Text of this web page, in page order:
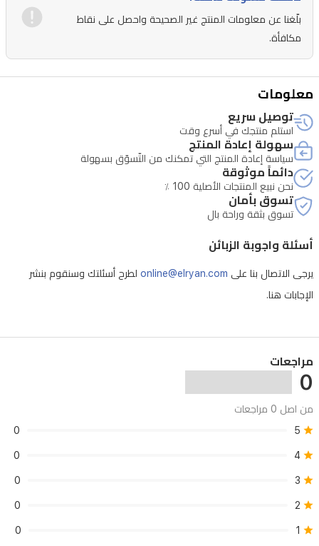
ليثيوم
1400
مللي
أمبير،
يعمل
على
220-
240
فولت
(50/60
هرتز)
سرعات
وبمدة
تشغيل
دقيقة،
مما
يجعل
العناية
بالوجه
والجسم
في
بلّغنا عن معلومات المنتج غير الصحيحة واحصل على نقاط
مكافأة.
معلومات
توصيل سريع
استلم منتجك في أسرع وقت
سهولة إعادة المنتج
سياسة إعادة المنتج التي تمكنك من التّسوّق بسهولة
دائماً موثوقة
نحن نبيع المنتجات الأصلية 100 ٪
تسوق بأمان
تسوق بثقة وراحة بال
أسئلة واجوبة الزبائن
يرجى الاتصال بنا على online@elryan.com لطرح أسئلتك وسنقوم بنشر
الإجابات هنا.
مراجعات
0
من اصل 0 مراجعات
5
0
4
0
3
0
2
0
1
0